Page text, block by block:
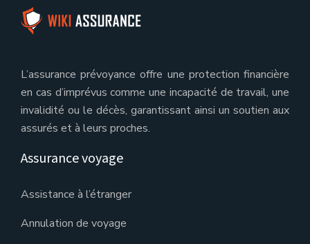
L’assurance prévoyance offre une protection financière
en cas d’imprévus comme une incapacité de travail, une
invalidité ou le décès, garantissant ainsi un soutien aux
assurés et à leurs proches.
Assurance voyage
Assistance à l’étranger
Annulation de voyage